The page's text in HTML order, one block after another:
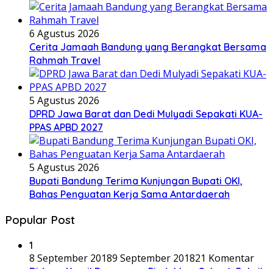
6 Agustus 2026
Cerita Jamaah Bandung yang Berangkat Bersama
Rahmah Travel
5 Agustus 2026
DPRD Jawa Barat dan Dedi Mulyadi Sepakati KUA-
PPAS APBD 2027
5 Agustus 2026
Bupati Bandung Terima Kunjungan Bupati OKI,
Bahas Penguatan Kerja Sama Antardaerah
Popular Post
1
8 September 20189 September 201821 Komentar